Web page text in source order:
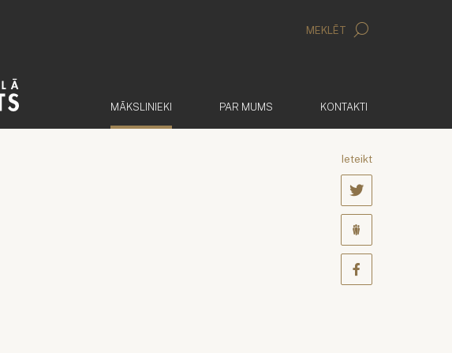
MEKLĒT
MĀKSLINIEKI PAR MUMS KONTAKTI
Ieteikt